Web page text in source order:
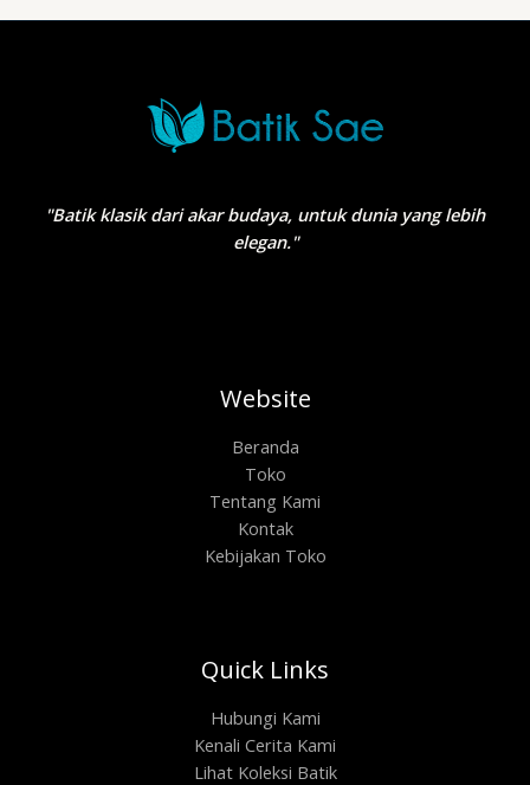
"Batik klasik dari akar budaya, untuk dunia yang lebih
elegan."
Website
Beranda
Toko
Tentang Kami
Kontak
Kebijakan Toko
Quick Links
Hubungi Kami
Kenali Cerita Kami
Lihat Koleksi Batik